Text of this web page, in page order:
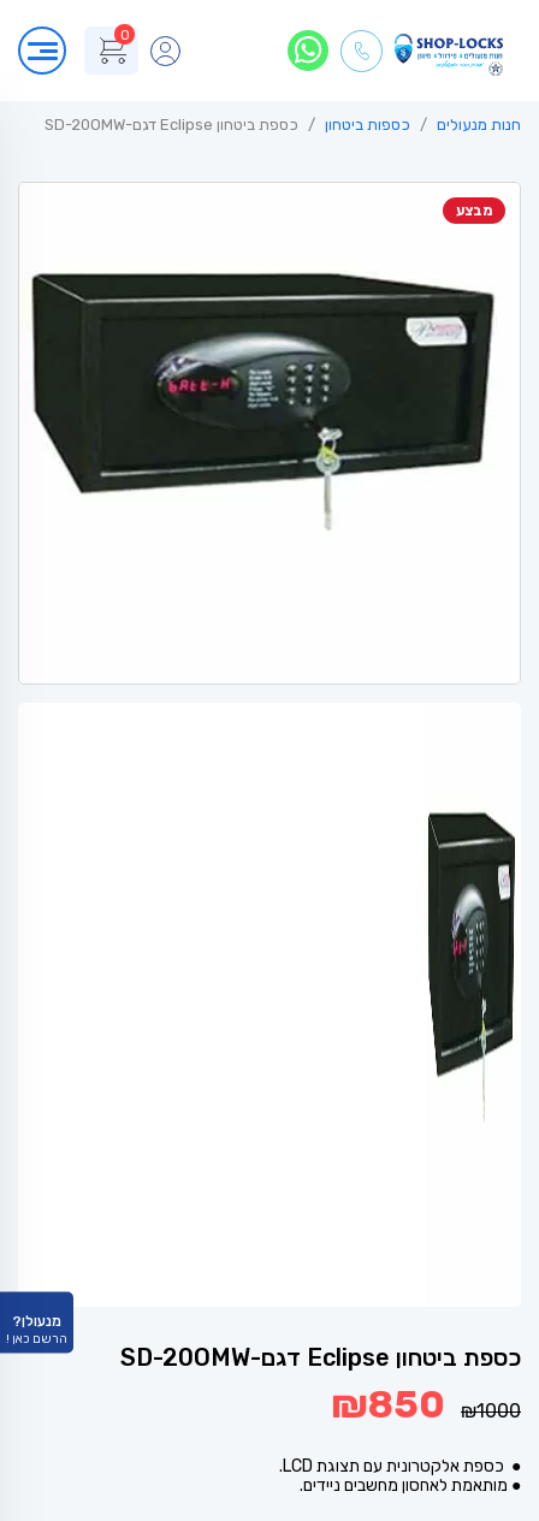
0
חנות מנעולים כספות ביטחון כספת ביטחון Eclipse דגם-SD-20OMW
מבצע
כספת ביטחון Eclipse דגם-SD-20OMW
₪1000
המחיר
המקורי
₪850
● כספת אלקטרונית עם תצוגת LCD.
● מותאמת לאחסון מחשבים ניידים.
מנעולן?
הרשם כאן !